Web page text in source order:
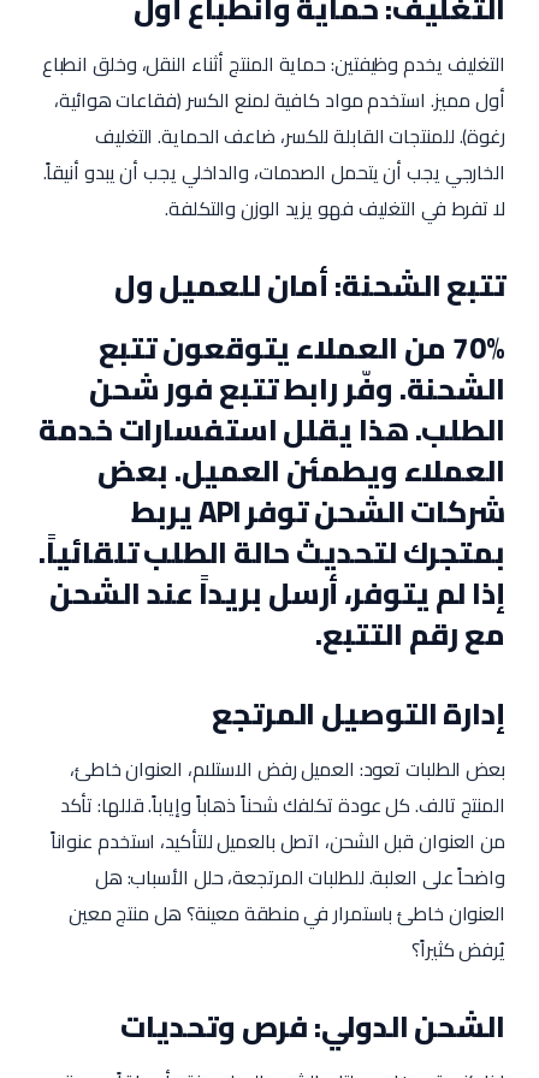
التغليف يخدم وظيفتين: حماية المنتج أثناء النقل، وخلق انطباع
أول مميز. استخدم مواد كافية لمنع الكسر (فقاعات هوائية،
رغوة). للمنتجات القابلة للكسر، ضاعف الحماية. التغليف
الخارجي يجب أن يتحمل الصدمات، والداخلي يجب أن يبدو أنيقاً.
لا تفرط في التغليف فهو يزيد الوزن والتكلفة.
تتبع الشحنة: أمان للعميل ول
70% من العملاء يتوقعون تتبع
الشحنة. وفّر رابط تتبع فور شحن
الطلب. هذا يقلل استفسارات خدمة
العملاء ويطمئن العميل. بعض
شركات الشحن توفر API يربط
بمتجرك لتحديث حالة الطلب تلقائياً.
إذا لم يتوفر، أرسل بريداً عند الشحن
مع رقم التتبع.
إدارة التوصيل المرتجع
بعض الطلبات تعود: العميل رفض الاستلام، العنوان خاطئ،
المنتج تالف. كل عودة تكلفك شحناً ذهاباً وإياباً. قللها: تأكد
من العنوان قبل الشحن، اتصل بالعميل للتأكيد، استخدم عنواناً
واضحاً على العلبة. للطلبات المرتجعة، حلل الأسباب: هل
العنوان خاطئ باستمرار في منطقة معينة؟ هل منتج معين
يُرفض كثيراً؟
الشحن الدولي: فرص وتحديات